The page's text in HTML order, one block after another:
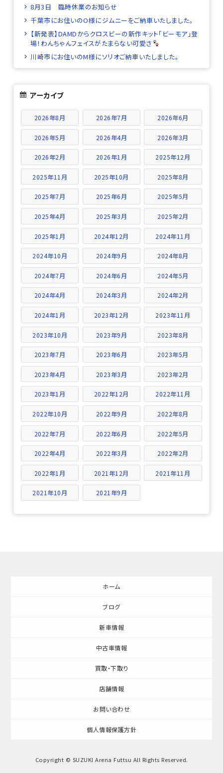
8月3日 臨時休業のお知らせ
千葉市にお住いのO様にジムニーをご納車いたしました。
【新発表】DAMDからクロスビーの新作キット「ビーモア」登
場！わんちゃんフェイスがたまらない可愛さ
川崎市にお住いのM様にソリオご納車いたしました。
アーカイブ
2026年8月 2026年7月 2026年6月
2026年5月 2026年4月 2026年3月
2026年2月 2026年1月 2025年12月
2025年11月 2025年10月 2025年8月
2025年7月 2025年6月 2025年5月
2025年4月 2025年3月 2025年2月
2025年1月 2024年12月 2024年11月
2024年10月 2024年9月 2024年8月
2024年7月 2024年6月 2024年5月
2024年4月 2024年3月 2024年2月
2024年1月 2023年12月 2023年11月
2023年10月 2023年9月 2023年8月
2023年7月 2023年6月 2023年5月
2023年4月 2023年3月 2023年2月
2023年1月 2022年12月 2022年11月
2022年10月 2022年9月 2022年8月
2022年7月 2022年6月 2022年5月
2022年4月 2022年3月 2022年2月
2022年1月 2021年12月 2021年11月
2021年10月 2021年9月
ホーム
ブログ
新車情報
中古車情報
買取・下取り
店舗情報
お問い合わせ
個人情報保護方針
Copyright © SUZUKI Arena Futtsu All Rights Reserved.